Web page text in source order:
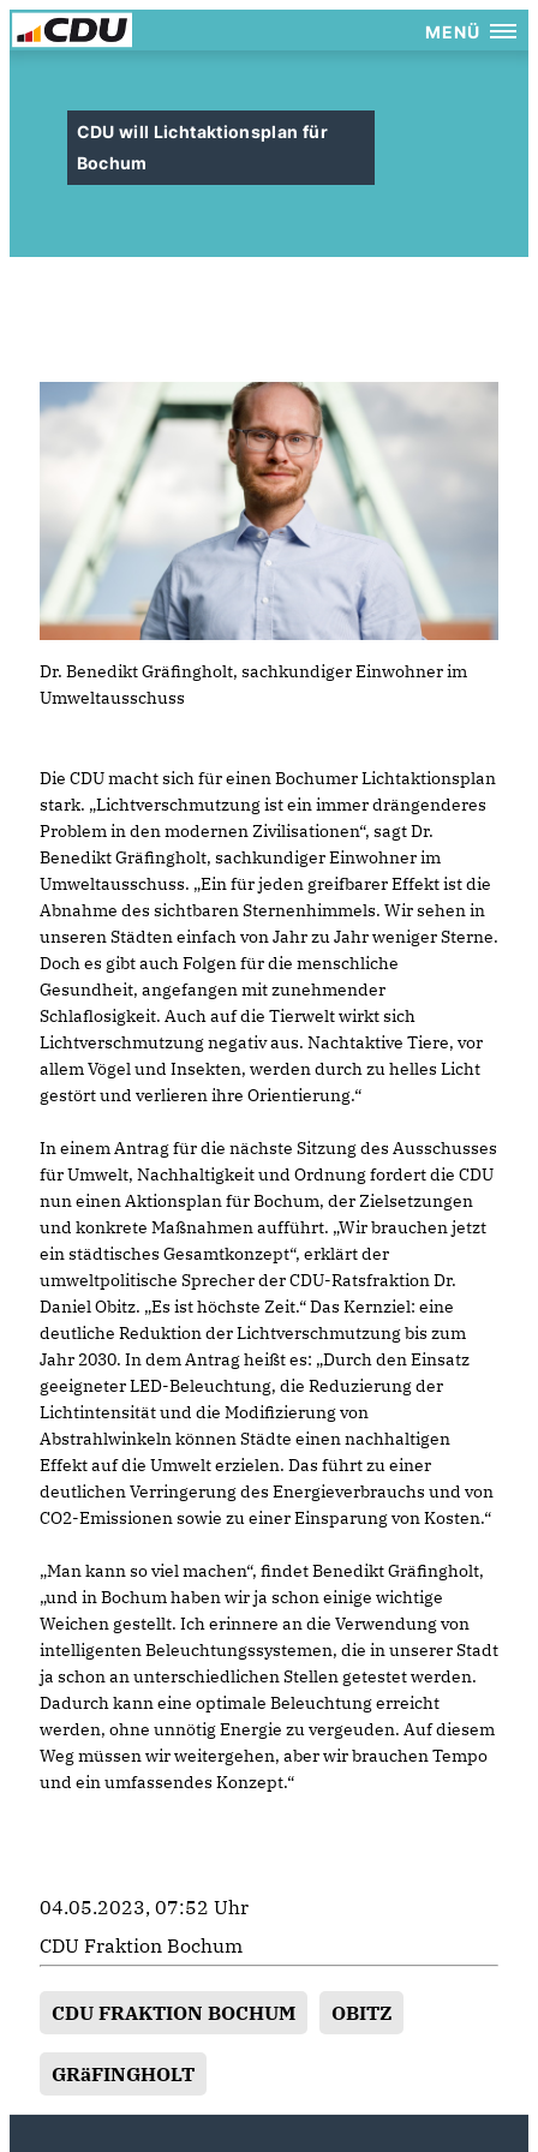
MENÜ
CDU will Lichtaktionsplan für
Bochum
Dr. Benedikt Gräfingholt, sachkundiger Einwohner im
Umweltausschuss
Die CDU macht sich für einen Bochumer Lichtaktionsplan
stark. „Lichtverschmutzung ist ein immer drängenderes
Problem in den modernen Zivilisationen“, sagt Dr.
Benedikt Gräfingholt, sachkundiger Einwohner im
Umweltausschuss. „Ein für jeden greifbarer Effekt ist die
Abnahme des sichtbaren Sternenhimmels. Wir sehen in
unseren Städten einfach von Jahr zu Jahr weniger Sterne.
Doch es gibt auch Folgen für die menschliche
Gesundheit, angefangen mit zunehmender
Schlaflosigkeit. Auch auf die Tierwelt wirkt sich
Lichtverschmutzung negativ aus. Nachtaktive Tiere, vor
allem Vögel und Insekten, werden durch zu helles Licht
gestört und verlieren ihre Orientierung.“
In einem Antrag für die nächste Sitzung des Ausschusses
für Umwelt, Nachhaltigkeit und Ordnung fordert die CDU
nun einen Aktionsplan für Bochum, der Zielsetzungen
und konkrete Maßnahmen aufführt. „Wir brauchen jetzt
ein städtisches Gesamtkonzept“, erklärt der
umweltpolitische Sprecher der CDU-Ratsfraktion Dr.
Daniel Obitz. „Es ist höchste Zeit.“ Das Kernziel: eine
deutliche Reduktion der Lichtverschmutzung bis zum
Jahr 2030. In dem Antrag heißt es: „Durch den Einsatz
geeigneter LED-Beleuchtung, die Reduzierung der
Lichtintensität und die Modifizierung von
Abstrahlwinkeln können Städte einen nachhaltigen
Effekt auf die Umwelt erzielen. Das führt zu einer
deutlichen Verringerung des Energieverbrauchs und von
CO2-Emissionen sowie zu einer Einsparung von Kosten.“
Man kann so viel machen“, findet Benedikt Gräfingholt,
und in Bochum haben wir ja schon einige wichtige
Weichen gestellt. Ich erinnere an die Verwendung von
intelligenten Beleuchtungssystemen, die in unserer Stadt
ja schon an unterschiedlichen Stellen getestet werden.
Dadurch kann eine optimale Beleuchtung erreicht
werden, ohne unnötig Energie zu vergeuden. Auf diesem
Weg müssen wir weitergehen, aber wir brauchen Tempo
und ein umfassendes Konzept.“
04.05.2023, 07:52 Uhr
CDU Fraktion Bochum
CDU FRAKTION BOCHUM OBITZ
GRäFINGHOLT